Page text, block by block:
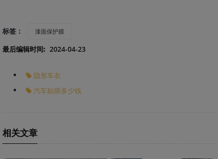
标签： 漆面保护膜
最后编辑时间: 2024-04-23
隐形车衣
汽车贴膜多少钱
相关文章